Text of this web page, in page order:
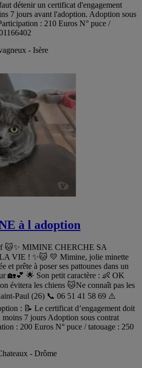
détenir un certificat d'engagement
7 jours avant l'adoption. Adoption sous
: 210 Euros N° puce /
- Isère
à l adoption
🐱✨ MIMINE CHERCHE SA
VIE ! ✨🐱 💛 Mimine, jolie minette
et prête à poser ses pattounes dans un
🏡💕 🌟 Son petit caractère : 👶 OK
évitera les chiens 🐱Ne connaît pas les
Paul (26) 📞 06 51 41 58 69 ⚠️
: 📝 Le certificat d’engagement doit
moins 7 jours Adoption sous contrat
: 200 Euros N° puce / tatouage : 250
- Drôme